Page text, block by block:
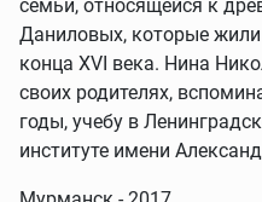
семьи, относящейся к
Даниловых, которые жили
конца XVI века. Нина
своих родителях,
годы, учебу в
институте имени